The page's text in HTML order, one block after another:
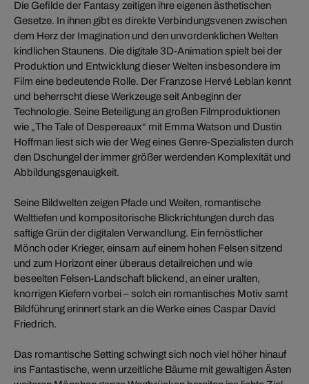
Die Gefilde der Fantasy zeitigen ihre eigenen ästhetischen
Gesetze. In ihnen gibt es direkte Verbindungsvenen zwischen
dem Herz der Imagination und den unvordenklichen Welten
kindlichen Staunens. Die digitale 3D-Animation spielt bei der
Produktion und Entwicklung dieser Welten insbesondere im
Film eine bedeutende Rolle. Der Franzose Hervé Leblan kennt
und beherrscht diese Werkzeuge seit Anbeginn der
Technologie. Seine Beteiligung an großen Filmproduktionen
wie „The Tale of Despereaux“ mit Emma Watson und Dustin
Hoffman liest sich wie der Weg eines Genre-Spezialisten durch
den Dschungel der immer größer werdenden Komplexität und
Abbildungsgenauigkeit.
Seine Bildwelten zeigen Pfade und Weiten, romantische
Welttiefen und kompositorische Blickrichtungen durch das
saftige Grün der digitalen Verwandlung. Ein fernöstlicher
Mönch oder Krieger, einsam auf einem hohen Felsen sitzend
und zum Horizont einer überaus detailreichen und wie
beseelten Felsen-Landschaft blickend, an einer uralten,
knorrigen Kiefern vorbei – solch ein romantisches Motiv samt
Bildführung erinnert stark an die Werke eines Caspar David
Friedrich.
Das romantische Setting schwingt sich noch viel höher hinauf
ins Fantastische, wenn urzeitliche Bäume mit gewaltigen Ästen